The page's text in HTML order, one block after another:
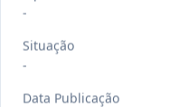
Outros
Situação: Concluído
-
Situação
-
Data Publicação